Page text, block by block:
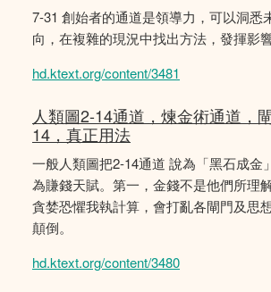
7-31 創始者的通道是領導力，可以洞悉
向，在複雜的現況中找出方法，發揮影
hd.ktext.org/content/3481
人類圖2-14通道，煉金術通道，
14，真正用法
一般人類圖把2-14通道 說為「黑石成金
為賺錢天賦。第一，金錢不是他們所理
貪婪恐懼我執計算，會打亂各閘門及思
顛倒。
hd.ktext.org/content/3480